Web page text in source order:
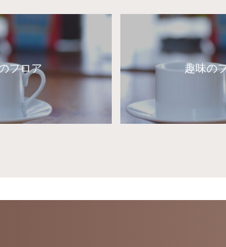
フロア 趣味の